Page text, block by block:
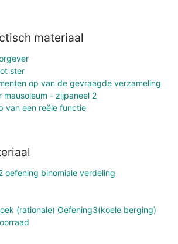
materiaal
ster
op van de gevraagde verzameling
mausoleum - zijpaneel 2
van een reële functie
oefening binomiale verdeling
(rationale) Oefening3(koele berging)